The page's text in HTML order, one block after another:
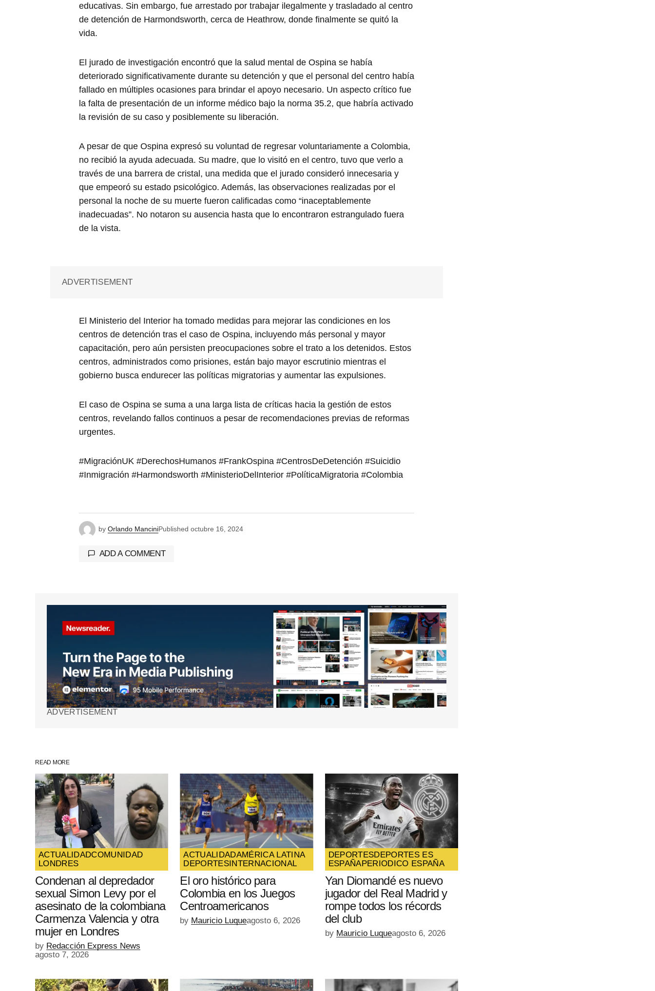
educativas. Sin embargo, fue arrestado por trabajar ilegalmente y trasladado al centro
de detención de Harmondsworth, cerca de Heathrow, donde finalmente se quitó la
vida.
El jurado de investigación encontró que la salud mental de Ospina se había
deteriorado significativamente durante su detención y que el personal del centro había
fallado en múltiples ocasiones para brindar el apoyo necesario. Un aspecto crítico fue
la falta de presentación de un informe médico bajo la norma 35.2, que habría activado
la revisión de su caso y posiblemente su liberación.
A pesar de que Ospina expresó su voluntad de regresar voluntariamente a Colombia,
no recibió la ayuda adecuada. Su madre, que lo visitó en el centro, tuvo que verlo a
través de una barrera de cristal, una medida que el jurado consideró innecesaria y
que empeoró su estado psicológico. Además, las observaciones realizadas por el
personal la noche de su muerte fueron calificadas como “inaceptablemente
inadecuadas”. No notaron su ausencia hasta que lo encontraron estrangulado fuera
de la vista.
ADVERTISEMENT
El Ministerio del Interior ha tomado medidas para mejorar las condiciones en los
centros de detención tras el caso de Ospina, incluyendo más personal y mayor
capacitación, pero aún persisten preocupaciones sobre el trato a los detenidos. Estos
centros, administrados como prisiones, están bajo mayor escrutinio mientras el
gobierno busca endurecer las políticas migratorias y aumentar las expulsiones.
El caso de Ospina se suma a una larga lista de críticas hacia la gestión de estos
centros, revelando fallos continuos a pesar de recomendaciones previas de reformas
urgentes.
#MigraciónUK #DerechosHumanos #FrankOspina #CentrosDeDetención #Suicidio
#Inmigración #Harmondsworth #MinisterioDelInterior #PolíticaMigratoria #Colombia
by Orlando ManciniPublished octubre 16, 2024
ADD A COMMENT
Comment
Your Name* Your E-mail*
ADVERTISEMENT
READ MORE
ACTUALIDADCOMUNIDAD
LONDRES
Condenan al depredador
sexual Simon Levy por el
asesinato de la colombiana
Carmenza Valencia y otra
mujer en Londres
by Redacción Express News
agosto 7, 2026
ACTUALIDADAMÉRICA LATINA
DEPORTESINTERNACIONAL
El oro histórico para
Colombia en los Juegos
Centroamericanos
by Mauricio Luqueagosto 6, 2026
DEPORTESDEPORTES ES
ESPAÑAPERIODICO ESPAÑA
Yan Diomandé es nuevo
jugador del Real Madrid y
rompe todos los récords
del club
by Mauricio Luqueagosto 6, 2026